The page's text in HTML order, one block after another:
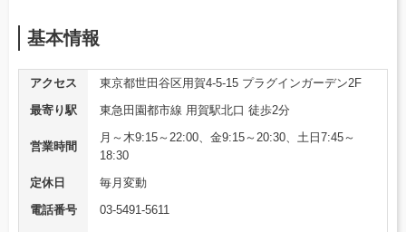
基本情報
アクセス
東京都世田谷区用賀4-5-15 プラグインガーデン2F
最寄り駅
東急田園都市線 用賀駅北口 徒歩2分
営業時間
月～木9:15～22:00、金9:15～20:30、土日7:45～
18:30
定休日
毎月変動
電話番号
03-5491-5611